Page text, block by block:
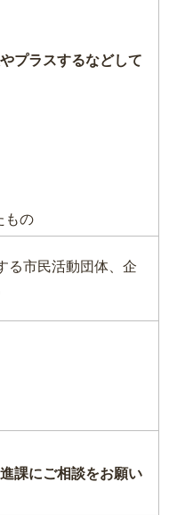
プラスするなどして
もの
る市民活動団体、企
課にご相談をお願い